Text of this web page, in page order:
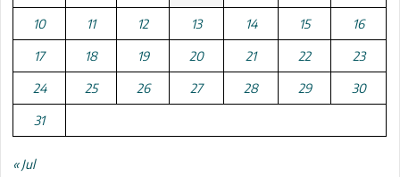
10 11 12 13 14 15 16
17 18 19 20 21 22 23
24 25 26 27 28 29 30
31
« Jul